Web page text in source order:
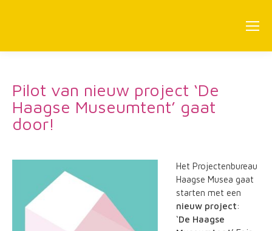
Pilot van nieuw project ‘De
Haagse Museumtent’ gaat
door!
Het Projectenbureau
Haagse Musea gaat
starten met een
nieuw project:
‘De Haagse